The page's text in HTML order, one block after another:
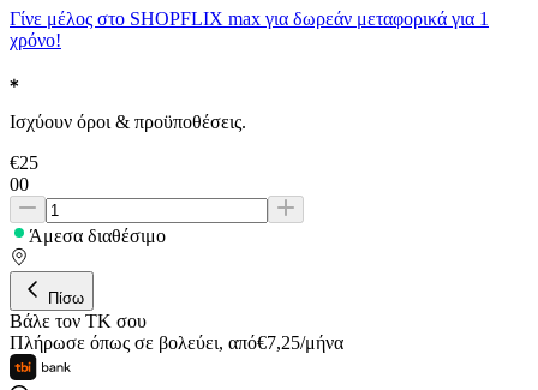
Γίνε μέλος στο SHOPFLIX max για δωρεάν μεταφορικά για 1
χρόνο!
Ισχύουν όροι & προϋποθέσεις.
€25
00
Άμεσα διαθέσιμο
Πίσω
Βάλε τον ΤΚ σου
Πλήρωσε όπως σε βολεύει, από€7,25/μήνα